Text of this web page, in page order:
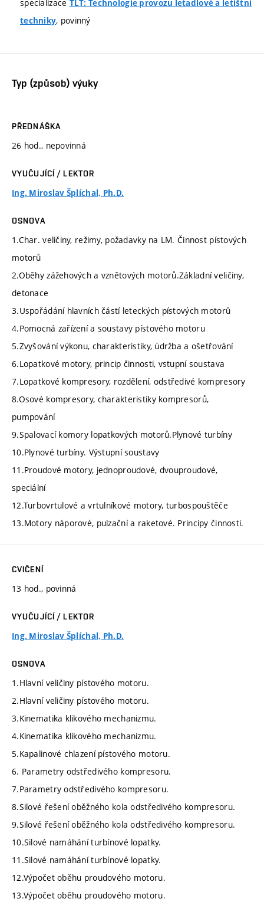
specializace TLT: Technologie provozu letadlové a letištní
techniky, povinný
Typ (způsob) výuky
PŘEDNÁŠKA
26 hod., nepovinná
VYUČUJÍCÍ / LEKTOR
Ing. Miroslav Šplíchal, Ph.D.
OSNOVA
1.Char. veličiny, režimy, požadavky na LM. Činnost pístových
motorů
2.Oběhy zážehových a vznětových motorů.Základní veličiny,
detonace
3.Uspořádání hlavních částí leteckých pístových motorů
4.Pomocná zařízení a soustavy pístového motoru
5.Zvyšování výkonu, charakteristiky, údržba a ošetřování
6.Lopatkové motory, princip činnosti, vstupní soustava
7.Lopatkové kompresory, rozdělení, odstředivé kompresory
8.Osové kompresory, charakteristiky kompresorů,
pumpování
9.Spalovací komory lopatkových motorů.Plynové turbíny
10.Plynové turbíny. Výstupní soustavy
11.Proudové motory, jednoproudové, dvouproudové,
speciální
12.Turbovrtulové a vrtulníkové motory, turbospouštěče
13.Motory náporové, pulzační a raketové. Principy činnosti.
CVIČENÍ
13 hod., povinná
VYUČUJÍCÍ / LEKTOR
Ing. Miroslav Šplíchal, Ph.D.
OSNOVA
1.Hlavní veličiny pístového motoru.
2.Hlavní veličiny pístového motoru.
3.Kinematika klikového mechanizmu.
4.Kinematika klikového mechanizmu.
5.Kapalinové chlazení pístového motoru.
6. Parametry odstředivého kompresoru.
7.Parametry odstředivého kompresoru.
8.Silové řešení oběžného kola odstředivého kompresoru.
9.Silové řešení oběžného kola odstředivého kompresoru.
10.Silové namáhání turbínové lopatky.
11.Silové namáhání turbínové lopatky.
12.Výpočet oběhu proudového motoru.
13.Výpočet oběhu proudového motoru.